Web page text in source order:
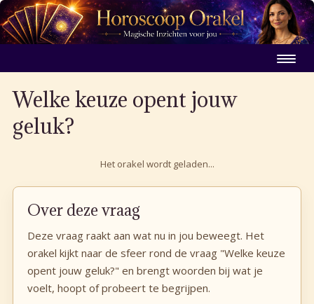
Welke keuze opent jouw
geluk?
Het orakel wordt geladen...
Over deze vraag
Deze vraag raakt aan wat nu in jou beweegt. Het
orakel kijkt naar de sfeer rond de vraag "Welke keuze
opent jouw geluk?" en brengt woorden bij wat je
voelt, hoopt of probeert te begrijpen.